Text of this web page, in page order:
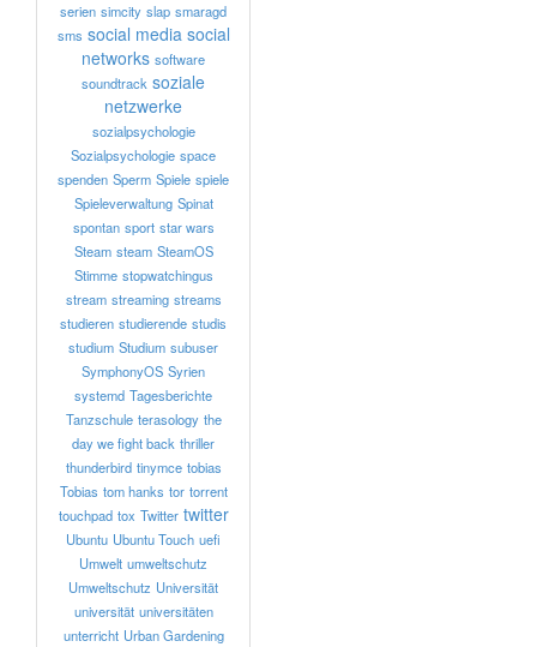
serien simcity slap smaragd
sms social media social
networks software
soundtrack soziale
netzwerke
sozialpsychologie
Sozialpsychologie space
spenden Sperm Spiele spiele
Spieleverwaltung Spinat
spontan sport star wars
Steam steam SteamOS
Stimme stopwatchingus
stream streaming streams
studieren studierende studis
studium Studium subuser
SymphonyOS Syrien
systemd Tagesberichte
Tanzschule terasology the
day we fight back thriller
thunderbird tinymce tobias
Tobias tom hanks tor torrent
touchpad tox Twitter twitter
Ubuntu Ubuntu Touch uefi
Umwelt umweltschutz
Umweltschutz Universität
universität universitäten
unterricht Urban Gardening